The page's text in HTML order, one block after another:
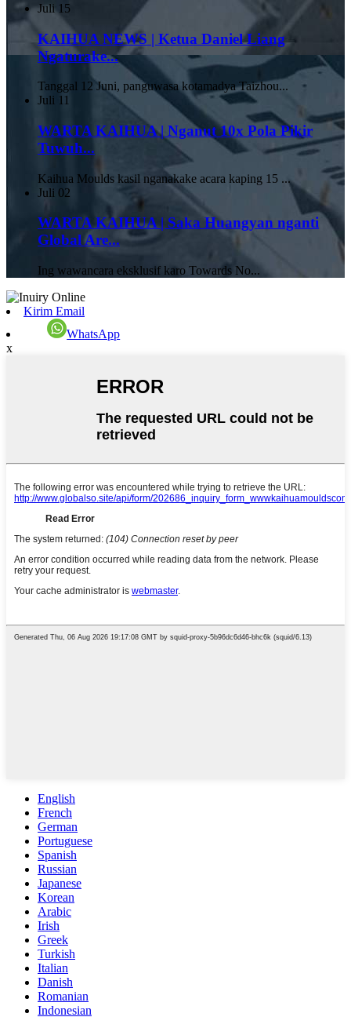
Juli 15
KAIHUA NEWS | Ketua Daniel Liang
Ngaturake...
Tanggal 12 Juni, panguwasa kotamadya Taizhou...
Juli 11
WARTA KAIHUA | Nganut 10x Pola Pikir
Tuwuh...
Kaihua Moulds kasil nganakake acara kaping 15 ...
Juli 02
WARTA KAIHUA | Saka Huangyan nganti
Global Are...
Ing wawancara eksklusif karo Towards No...
Kirim Email
WhatsApp
x
English
French
German
Portuguese
Spanish
Russian
Japanese
Korean
Arabic
Irish
Greek
Turkish
Italian
Danish
Romanian
Indonesian